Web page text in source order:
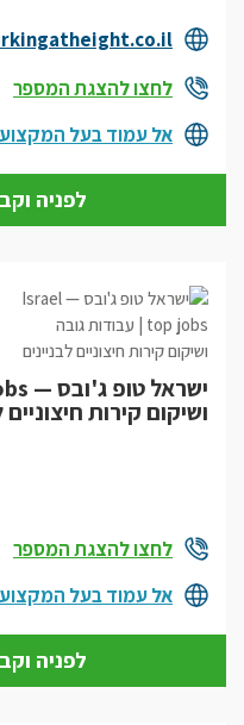
לחצו להצגת המספר
אל עמוד בעל
לפניה
ושיקום קירות חיצוניים
לחצו להצגת המספר
אל עמוד בעל
לפניה